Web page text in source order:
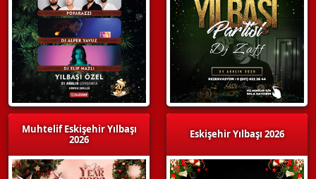
Muhtelif Eskişehir Yılbaşı
2026
Eskişehir Yılbaşı 2026